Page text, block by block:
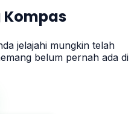
Kompas
jelajahi mungkin telah
belum pernah ada di